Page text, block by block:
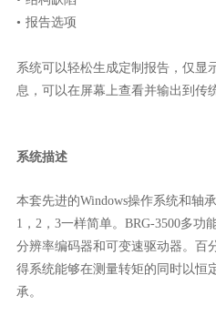
• 报告选项
系统可以轻松生成定制报告，仅显
息，可以在屏幕上查看并输出到传
系统描述
本套先进的Windows操作系统和轴
1，2，3一样简单。BRG-3500多功
分辨率编码器和可变速驱动器。百
得系统能够在测量转矩的同时以恒
承。